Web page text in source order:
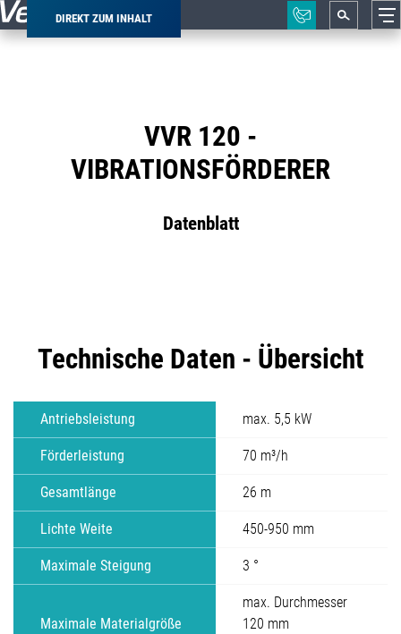
DIREKT ZUM INHALT
Pfadnavigation
VVR 120 -
VIBRATIONSFÖRDERER
Datenblatt
Technische Daten - Übersicht
Antriebsleistung max. 5,5 kW
Förderleistung 70 m³/h
Gesamtlänge 26 m
Lichte Weite 450-950 mm
Maximale Steigung 3 °
Maximale Materialgröße
max. Durchmesser
120 mm